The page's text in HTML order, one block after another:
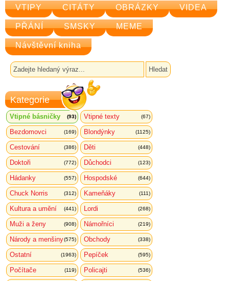
VTIPY CITÁTY OBRÁZKY VIDEA
PŘÁNÍ SMSKY MEME
Návštěvní kniha
Kategorie
Vtipné básničky (93) Vtipné texty (67)
Bezdomovci (169) Blondýnky (1125)
Cestování (386) Děti (448)
Doktoři (772) Důchodci (123)
Hádanky (557) Hospodské (644)
Chuck Norris (312) Kameňáky (111)
Kultura a umění (441) Lordi (268)
Muži a ženy (908) Námořníci (219)
Národy a menšiny(575) Obchody (338)
Ostatní (1963) Pepíček (595)
Počítače (119) Policajti (536)